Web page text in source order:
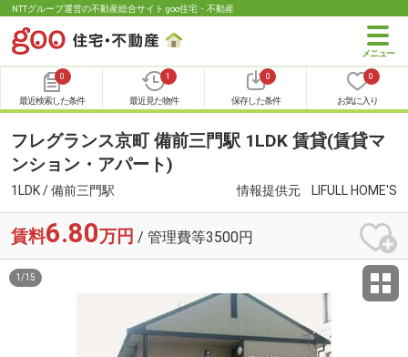
NTTグループ運営の不動産総合サイト goo住宅・不動産
0
最近検索した条件
1
最近見た物件
0
保存した条件
0
お気に入り
フレグランス京町 備前三門駅 1LDK 賃貸(賃貸マ
ンション・アパート)
1LDK / 備前三門駅 情報提供元 LIFULL HOME'S
賃料6.80万円 / 管理費等3500円
1 /15